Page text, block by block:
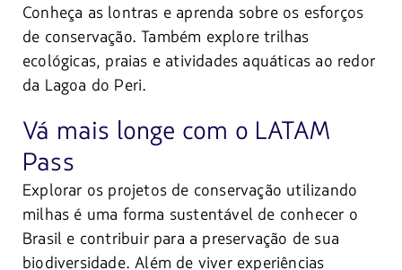
Conheça as lontras e aprenda sobre os esforços
de conservação. Também explore trilhas
ecológicas, praias e atividades aquáticas ao redor
da Lagoa do Peri.
Vá mais longe com o LATAM
Pass
Explorar os projetos de conservação utilizando
milhas é uma forma sustentável de conhecer o
Brasil e contribuir para a preservação de sua
biodiversidade. Além de viver experiências